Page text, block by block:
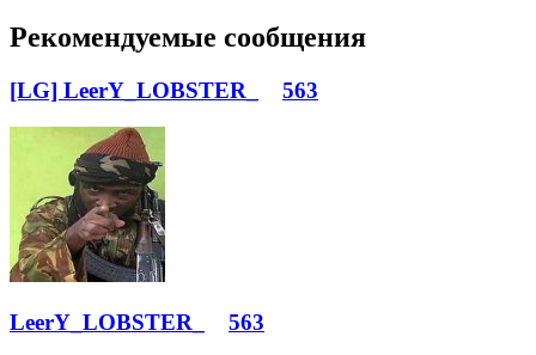
Рекомендуемые сообщения
[LG] LeerY_LOBSTER_ 563
LeerY_LOBSTER_ 563